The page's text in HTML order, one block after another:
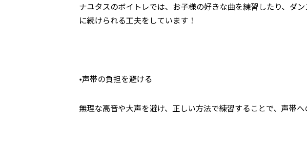
ナユタスのボイトレでは、お子様の好きな曲を練習したり、ダ
に続けられる工夫をしています！
•声帯の負担を避ける
無理な高音や大声を避け、正しい方法で練習することで、声帯へ